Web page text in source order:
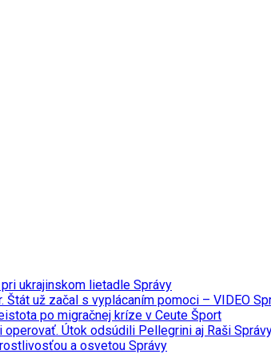
ukrajinskom lietadle Správy
už začal s vyplácaním pomoci – VIDEO
po migračnej kríze v Ceute Šport
Útok odsúdili Pellegrini aj Raši
a osvetou Správy